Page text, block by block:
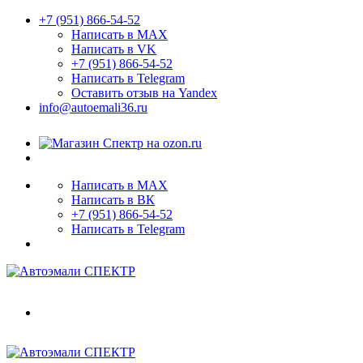
+7 (951) 866-54-52
Написать в MAX
Написать в VK
+7 (951) 866-54-52
Написать в Telegram
Оставить отзыв на Yandex
info@autoemali36.ru
Написать в MAX
Написать в ВК
+7 (951) 866-54-52
Написать в Telegram